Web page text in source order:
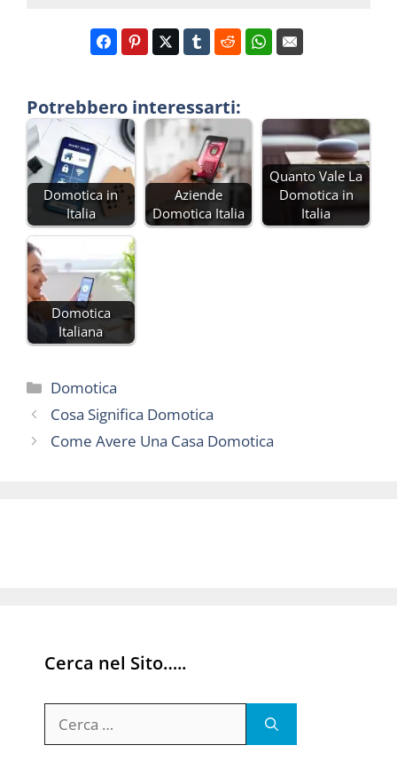
Potrebbero interessarti:
Domotica in
Italia
Aziende
Domotica Italia
Quanto Vale La
Domotica in
Italia
Domotica
Italiana
Categorie
Domotica
Cosa Significa Domotica
Come Avere Una Casa Domotica
Cerca nel Sito…..
per: